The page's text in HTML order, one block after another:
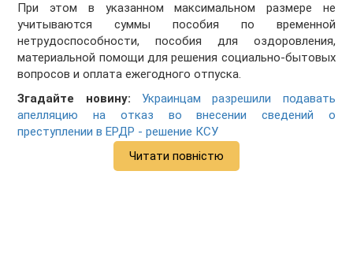
При этом в указанном максимальном размере не
учитываются суммы пособия по временной
нетрудоспособности, пособия для оздоровления,
материальной помощи для решения социально-бытовых
вопросов и оплата ежегодного отпуска.
Згадайте новину: Украинцам разрешили подавать
апелляцию на отказ во внесении сведений о
преступлении в ЕРДР - решение КСУ
Читати повністю